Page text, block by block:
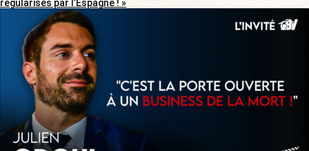
régularisés par l’Espagne ! »